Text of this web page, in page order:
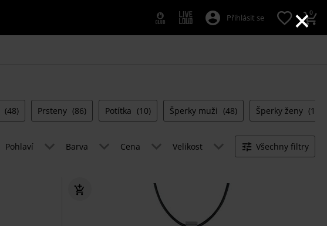
×
Přihlásit se 0
(48) Prsteny (86) Potítka (10) Šperky muži (48) Šperky ženy (128)
Pohlaví Barva Cena Velikost Všechny filtry